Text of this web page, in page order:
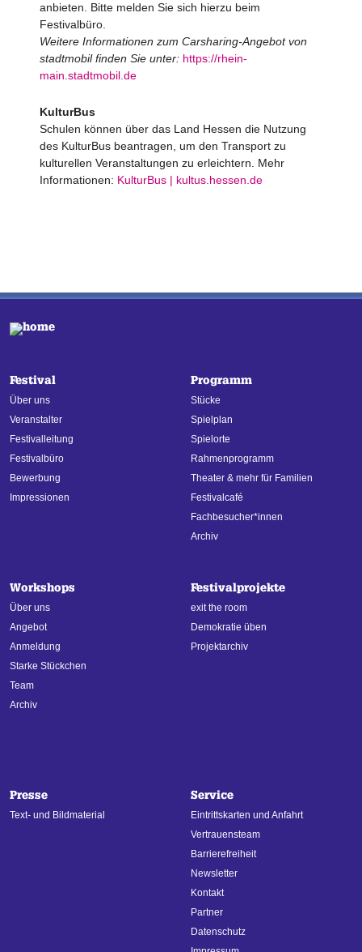
anbieten. Bitte melden Sie sich hierzu beim
Festivalbüro.
Weitere Informationen zum Carsharing-Angebot von
stadtmobil finden Sie unter: https://rhein-
main.stadtmobil.de
KulturBus
Schulen können über das Land Hessen die Nutzung
des KulturBus beantragen, um den Transport zu
kulturellen Veranstaltungen zu erleichtern. Mehr
Informationen: KulturBus | kultus.hessen.de
Festival
Über uns
Veranstalter
Festivalleitung
Festivalbüro
Bewerbung
Impressionen
Programm
Stücke
Spielplan
Spielorte
Rahmenprogramm
Theater & mehr für Familien
Festivalcafé
Fachbesucher*innen
Archiv
Workshops
Über uns
Angebot
Anmeldung
Starke Stückchen
Team
Archiv
Festivalprojekte
exit the room
Demokratie üben
Projektarchiv
Presse
Text- und Bildmaterial
Service
Eintrittskarten und Anfahrt
Vertrauensteam
Barrierefreiheit
Newsletter
Kontakt
Partner
Datenschutz